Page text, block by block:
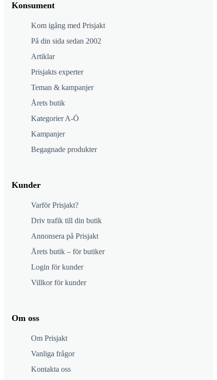
Konsument
Kom igång med Prisjakt
På din sida sedan 2002
Artiklar
Prisjakts experter
Teman & kampanjer
Årets butik
Kategorier A-Ö
Kampanjer
Begagnade produkter
Kunder
Varför Prisjakt?
Driv trafik till din butik
Annonsera på Prisjakt
Årets butik – för butiker
Login för kunder
Villkor för kunder
Om oss
Om Prisjakt
Vanliga frågor
Kontakta oss